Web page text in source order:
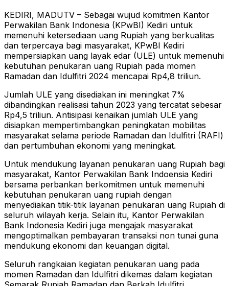
KEDIRI, MADUTV – Sebagai wujud komitmen Kantor
Perwakilan Bank Indonesia (KPwBI) Kediri untuk
memenuhi ketersediaan uang Rupiah yang berkualitas
dan terpercaya bagi masyarakat, KPwBI Kediri
mempersiapkan uang layak edar (ULE) untuk memenuhi
kebutuhan penukaran uang Rupiah pada momen
Ramadan dan Idulfitri 2024 mencapai Rp4,8 triliun.
Jumlah ULE yang disediakan ini meningkat 7%
dibandingkan realisasi tahun 2023 yang tercatat sebesar
Rp4,5 triliun. Antisipasi kenaikan jumlah ULE yang
disiapkan mempertimbangkan peningkatan mobilitas
masyarakat selama periode Ramadan dan Idulfitri (RAFI)
dan pertumbuhan ekonomi yang meningkat.
Untuk mendukung layanan penukaran uang Rupiah bagi
masyarakat, Kantor Perwakilan Bank Indoensia Kediri
bersama perbankan berkomitmen untuk memenuhi
kebutuhan penukaran uang rupiah dengan
menyediakan titik-titik layanan penukaran uang Rupiah di
seluruh wilayah kerja. Selain itu, Kantor Perwakilan
Bank Indonesia Kediri juga mengajak masyarakat
mengoptimalkan pembayaran transaksi non tunai guna
mendukung ekonomi dan keuangan digital.
Seluruh rangkaian kegiatan penukaran uang pada
momen Ramadan dan Idulfitri dikemas dalam kegiatan